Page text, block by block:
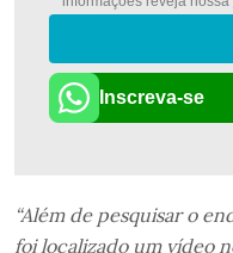
Inscreva-se
“Além de pesquisar o
foi localizado um vídeo